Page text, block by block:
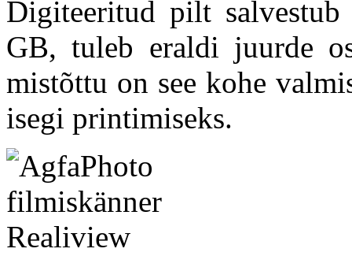
Digiteeritud pilt
GB, tuleb eraldi juurde
mistõttu on see kohe
isegi printimiseks.